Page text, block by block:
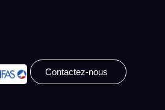
Contactez-nous